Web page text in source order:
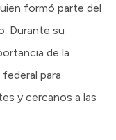
formó parte del
Durante su
de la
para
y cercanos a las